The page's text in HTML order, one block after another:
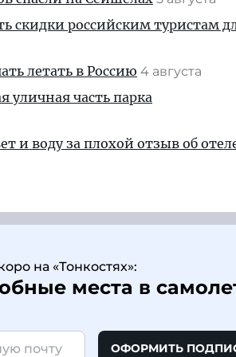
скидки российским туристам
летать в Россию 4 августа
уличная часть парка
и воду за плохой отзыв об
на «Тонкостях»:
места в
ОФОРМИТЬ